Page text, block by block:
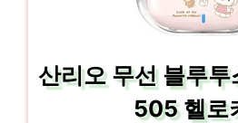
산리오 무선 블루
505 헬로